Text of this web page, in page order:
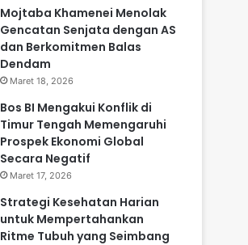
Mojtaba Khamenei Menolak
Gencatan Senjata dengan AS
dan Berkomitmen Balas
Dendam
Maret 18, 2026
Bos BI Mengakui Konflik di
Timur Tengah Memengaruhi
Prospek Ekonomi Global
Secara Negatif
Maret 17, 2026
Strategi Kesehatan Harian
untuk Mempertahankan
Ritme Tubuh yang Seimbang